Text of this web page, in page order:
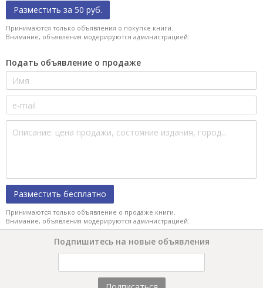
Разместить за 50 руб.
Принимаются только объявления о покупке книги.
Внимание, объявления модерируются администрацией.
Подать объявление о продаже
Разместить бесплатно
Принимаются только объявление о продаже книги.
Внимание, объявления модерируются администрацией.
Подпишитесь на новые объявления